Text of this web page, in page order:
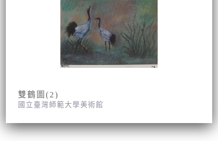
雙鶴圖(2)
國立臺灣師範大學美術館